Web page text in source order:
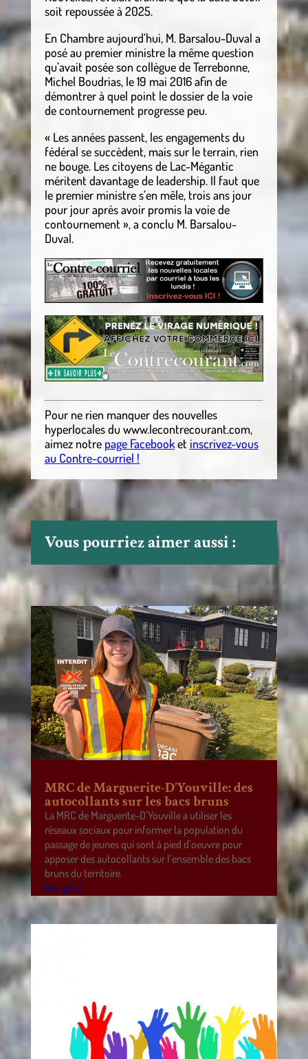
soit repoussée à 2025.
En Chambre aujourd’hui, M. Barsalou-Duval a
posé au premier ministre la même question
qu’avait posée son collègue de Terrebonne,
Michel Boudrias, le 19 mai 2016 afin de
démontrer à quel point le dossier de la voie
de contournement progresse peu.
« Les années passent, les engagements du
fédéral se succèdent, mais sur le terrain, rien
ne bouge. Les citoyens de Lac-Mégantic
méritent davantage de leadership. Il faut que
le premier ministre s’en mêle, trois ans jour
pour jour après avoir promis la voie de
contournement », a conclu M. Barsalou-
Duval.
Pour ne rien manquer des nouvelles
hyperlocalesdu www.lecontrecourant.com,
aimez notre page Facebooket inscrivez-vous
au Contre-courriel !
Vous pourriez aimer aussi :
MRC de Marguerite-D’Youville: des
autocollants sur les bacs bruns
La MRC de Marguerite-D’Youville a utiliser les
réseaux sociaux pour informer la population du
passage de jeunes qui sont à pied d’oeuvre pour
apposer des autocollants sur l’ensemble des bacs
bruns du territoire.
lire plus